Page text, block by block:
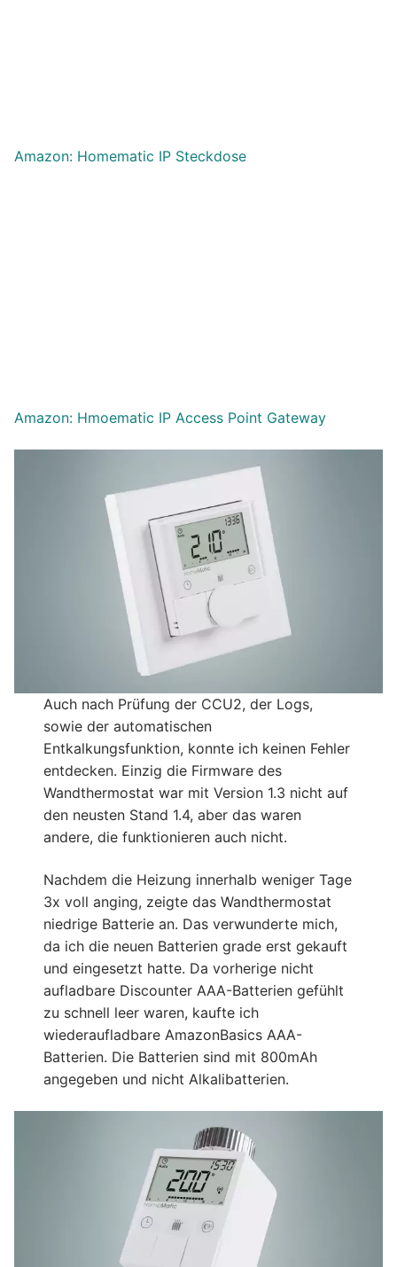
Amazon: Homematic IP Steckdose
Amazon: Hmoematic IP Access Point Gateway
Auch nach Prüfung der CCU2, der Logs,
sowie der automatischen
Entkalkungsfunktion, konnte ich keinen Fehler
entdecken. Einzig die Firmware des
Wandthermostat war mit Version 1.3 nicht auf
den neusten Stand 1.4, aber das waren
andere, die funktionieren auch nicht.
Nachdem die Heizung innerhalb weniger Tage
3x voll anging, zeigte das Wandthermostat
niedrige Batterie an. Das verwunderte mich,
da ich die neuen Batterien grade erst gekauft
und eingesetzt hatte. Da vorherige nicht
aufladbare Discounter AAA-Batterien gefühlt
zu schnell leer waren, kaufte ich
wiederaufladbare AmazonBasics AAA-
Batterien. Die Batterien sind mit 800mAh
angegeben und nicht Alkalibatterien.